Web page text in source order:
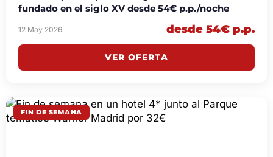
fundado en el siglo XV desde 54€ p.p./noche
12 May 2026 desde 54€ p.p.
VER OFERTA
FIN DE SEMANA